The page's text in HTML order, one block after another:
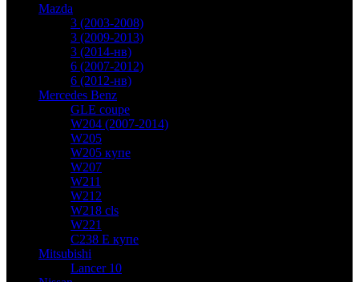
Mazda
3 (2003-2008)
3 (2009-2013)
3 (2014-нв)
6 (2007-2012)
6 (2012-нв)
Mercedes Benz
GLE coupe
W204 (2007-2014)
W205
W205 купе
W207
W211
W212
W218 cls
W221
C238 E купе
Mitsubishi
Lancer 10